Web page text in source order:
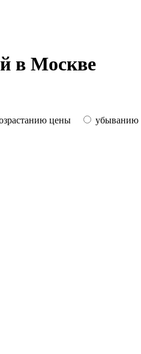
в Москве
цены
убыванию